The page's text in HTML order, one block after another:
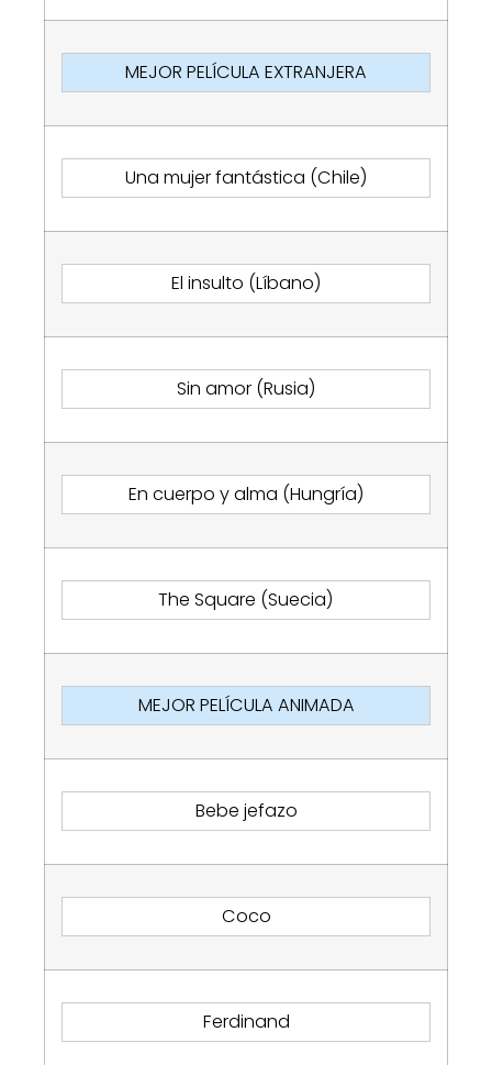
MEJOR PELÍCULA EXTRANJERA
Una mujer fantástica (Chile)
El insulto (Líbano)
Sin amor (Rusia)
En cuerpo y alma (Hungría)
The Square (Suecia)
MEJOR PELÍCULA ANIMADA
Bebe jefazo
Coco
Ferdinand